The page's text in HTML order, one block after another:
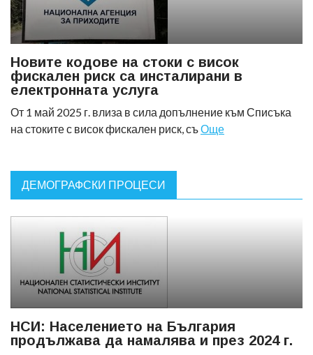
Новите кодове на стоки с висок
фискален риск са инсталирани в
електронната услуга
От 1 май 2025 г. влиза в сила допълнение към Списъка
на стоките с висок фискален риск, съОще
ДЕМОГРАФСКИ ПРОЦЕСИ
НСИ: Населението на България
продължава да намалява и през 2024 г.